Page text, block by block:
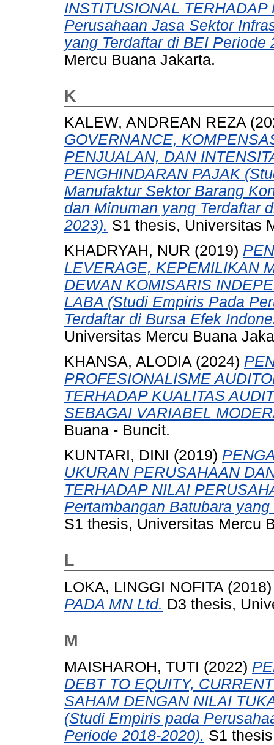
INSTITUSIONAL
Perusahaan Jasa Sektor
yang Terdaftar di BEI Periode
Mercu Buana Jakarta.
K
KALEW, ANDREAN REZA
GOVERNANCE,
PENJUALAN, DAN
PENGHINDARAN PAJAK
Manufaktur Sektor Barang
dan Minuman yang Terdaftar
2023). S1 thesis, Universitas
KHADRYAH, NUR (2019)
LEVERAGE, KEPEMILIKAN
DEWAN KOMISARIS
LABA (Studi Empiris Pada
Terdaftar di Bursa Efek
Universitas Mercu Buana
KHANSA, ALODIA (2024)
PROFESIONALISME
TERHADAP KUALITAS
SEBAGAI VARIABEL
Buana - Buncit.
KUNTARI, DINI (2019)
UKURAN PERUSAHAAN
TERHADAP NILAI
Pertambangan Batubara
S1 thesis, Universitas Mercu
L
LOKA, LINGGI NOFITA
PADA MN Ltd. D3 thesis,
M
MAISHAROH, TUTI (2022)
DEBT TO EQUITY,
SAHAM DENGAN NILAI
(Studi Empiris pada
Periode 2018-2020). S1